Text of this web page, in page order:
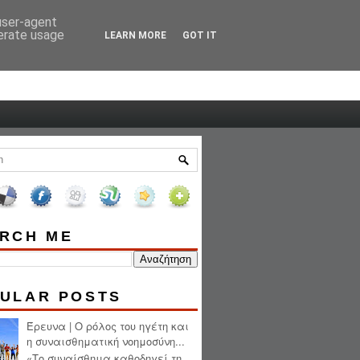
HOME
ME
POSTS
Έρευνα | Ο ρόλος του ηγέτη και
η συναισθηματική νοημοσύνη...
agent
usage
LEARN MORE GOT IT